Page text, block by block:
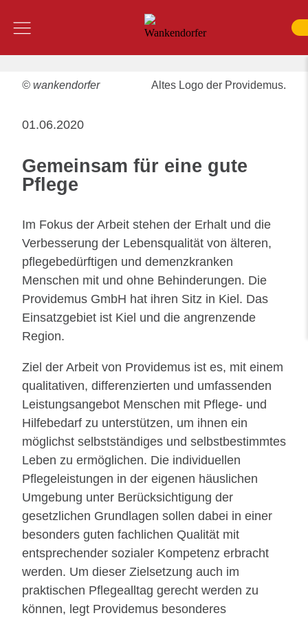
Menü
© wankendorfer Altes Logo der Providemus.
01.06.2020
Gemeinsam für eine gute
Pflege
Im Fokus der Arbeit stehen der Erhalt und die
Verbesserung der Lebensqualität von älteren,
pflegebedürftigen und demenzkranken
Menschen mit und ohne Behinderungen. Die
Providemus GmbH hat ihren Sitz in Kiel. Das
Einsatzgebiet ist Kiel und die angrenzende
Region.
Ziel der Arbeit von Providemus ist es, mit einem
qualitativen, differenzierten und umfassenden
Leistungsangebot Menschen mit Pflege- und
Hilfebedarf zu unterstützen, um ihnen ein
möglichst selbstständiges und selbstbestimmtes
Leben zu ermöglichen. Die individuellen
Pflegeleistungen in der eigenen häuslichen
Umgebung unter Berücksichtigung der
gesetzlichen Grundlagen sollen dabei in einer
besonders guten fachlichen Qualität mit
entsprechender sozialer Kompetenz erbracht
werden. Um dieser Zielsetzung auch im
praktischen Pflegealltag gerecht werden zu
können, legt Providemus besonderes